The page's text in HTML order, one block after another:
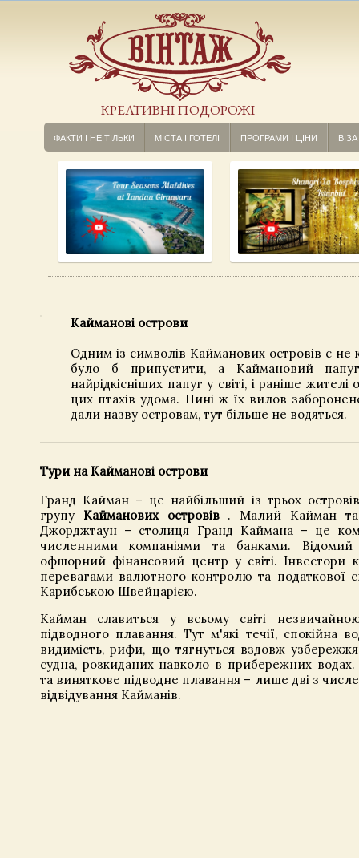
КРЕАТИВНІ ПОДОРОЖІ
ФАКТИ І НЕ ТІЛЬКИ МІСТА І ГОТЕЛІ ПРОГРАМИ І ЦІНИ ВІЗА
Кайманові острови
Одним із символів Кайманових островів є не
було б припустити, а Каймановий
найрідкісніших папуг у світі, і раніше жителі
цих птахів удома. Нині ж їх вилов
дали назву островам, тут більше не водяться.
Тури на Кайманові острови
Гранд Кайман – це найбільший із трьох
групу Кайманових островів. Малий Кайман
Джорджтаун – столиця Гранд Каймана – це
численними компаніями та банками.
офшорний фінансовий центр у світі. Інвестори
перевагами валютного контролю та податкової
Карибською Швейцарією.
Кайман славиться у всьому світі
підводного плавання. Тут м'які течії, спокійна
видимість, рифи, що тягнуться вздовж
судна, розкиданих навколо в прибережних водах.
та виняткове підводне плавання – лише дві з
відвідування Кайманів.